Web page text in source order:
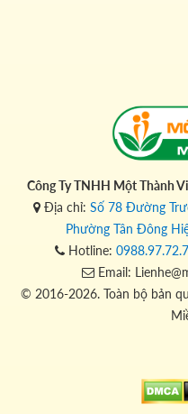
Công Ty TNHH Một Thành
Địa chỉ: Số 78 Đường
Phường Tân Đông
Hotline:
Email:
© 2016-2026. Toàn bộ bản